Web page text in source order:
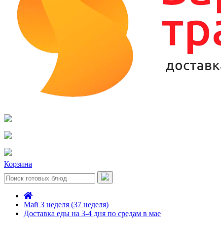
Корзина
Май 3 неделя (37 неделя)
Доставка еды на 3-4 дня по средам в мае